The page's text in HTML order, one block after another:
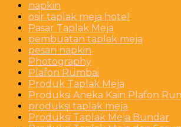
napkin
osir taplak meja hotel
Pasar Taplak Meja
pembuatan taplak meja
pesan napkin
Photography
Plafon Rumbai
Produk Taplak Meja
Produksi Aneka Kain Plafon
produksi taplak meja
Produksi Taplak Meja Bundar